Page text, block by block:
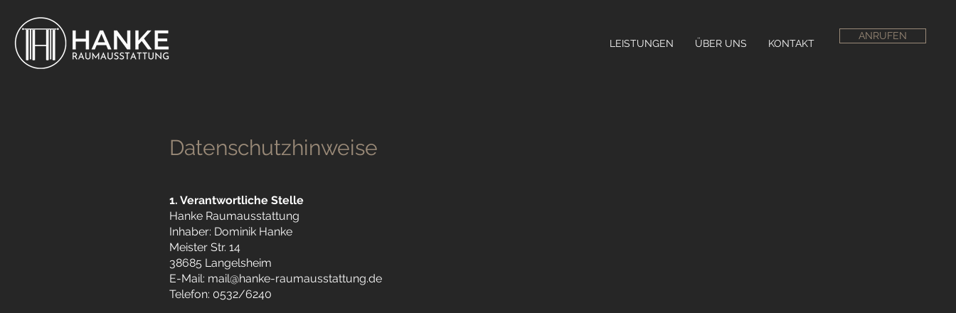
LEISTUNGEN ÜBER UNS KONTAKT
ANRUFEN
Datenschutzhinweise
1. Verantwortliche Stelle
Hanke Raumausstattung
Inhaber: Dominik Hanke
Meister Str. 14
38685 Langelsheim
E-Mail: mail@hanke-raumausstattung.de
Telefon: 0532/6240